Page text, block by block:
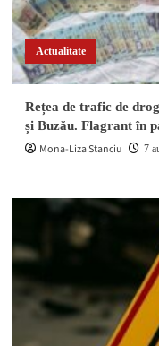
Actualitate
Rețea de trafic de
și Buzău. Flagrant în
Mona-Liza Stanciu 7